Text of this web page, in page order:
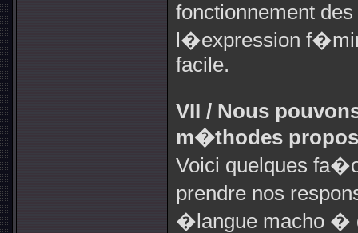
fonctionnement
l�expression
facile.
VII / Nous
m�thodes
Voici quelques
prendre nos
�langue macho �